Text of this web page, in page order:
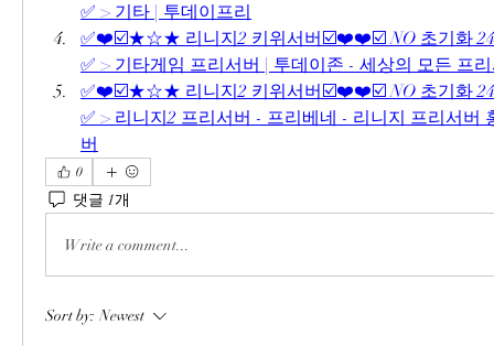
✅ > 기타 | 투데이프리
✅❤️☑️★☆★ 리니지2 키위서버☑️❤️❤️☑️ NO 초기화
✅ > 기타게임 프리서버 | 투데이존 - 세상의 모든 프
✅❤️☑️★☆★ 리니지2 키위서버☑️❤️❤️☑️ NO 초기화
✅ > 리니지2 프리서버 - 프리베네 - 리니지 프리서버
버
0
댓글 1개
Write a comment...
Sort by: Newest